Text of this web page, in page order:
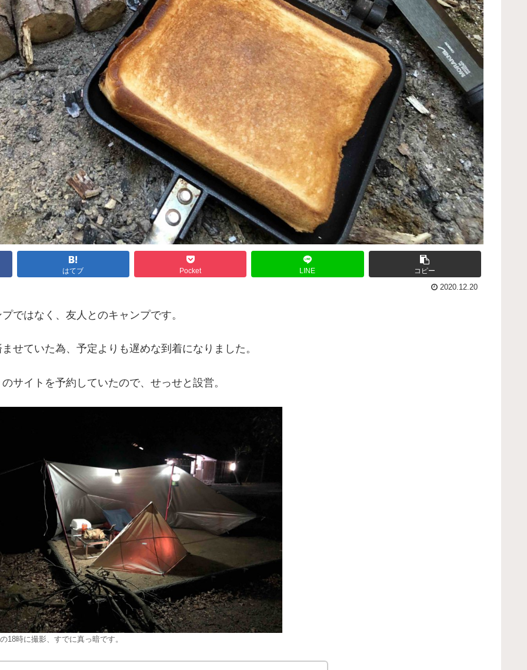
はてブ Pocket LINE コピー
2020.12.20
ではなく、友人とのキャンプです。
せていた為、予定よりも遅めな到着になりました。
サイトを予約していたので、せっせと設営。
18時に撮影、すでに真っ暗です。